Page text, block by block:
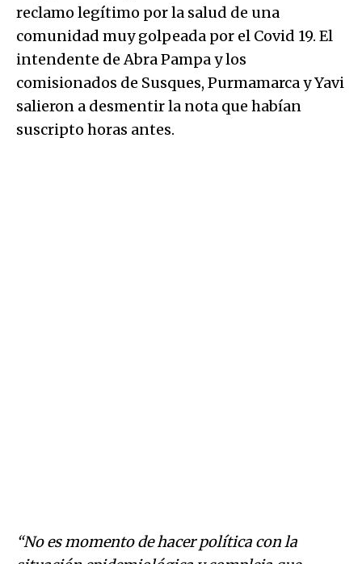
reclamo legítimo por la salud de una
comunidad muy golpeada por el Covid 19. El
intendente de Abra Pampa y los
comisionados de Susques, Purmamarca y Yavi
salieron a desmentir la nota que habían
suscripto horas antes.
“No es momento de hacer política con la